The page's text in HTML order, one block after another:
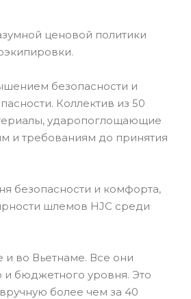
ценовой политики
безопасности и
Коллектив из 50
ударопоглощающие
и требованиям до принятия
безопасности и комфорта,
шлемов HJC среди
во Вьетнаме. Все они
и бюджетного уровня. Это
более чем за 40